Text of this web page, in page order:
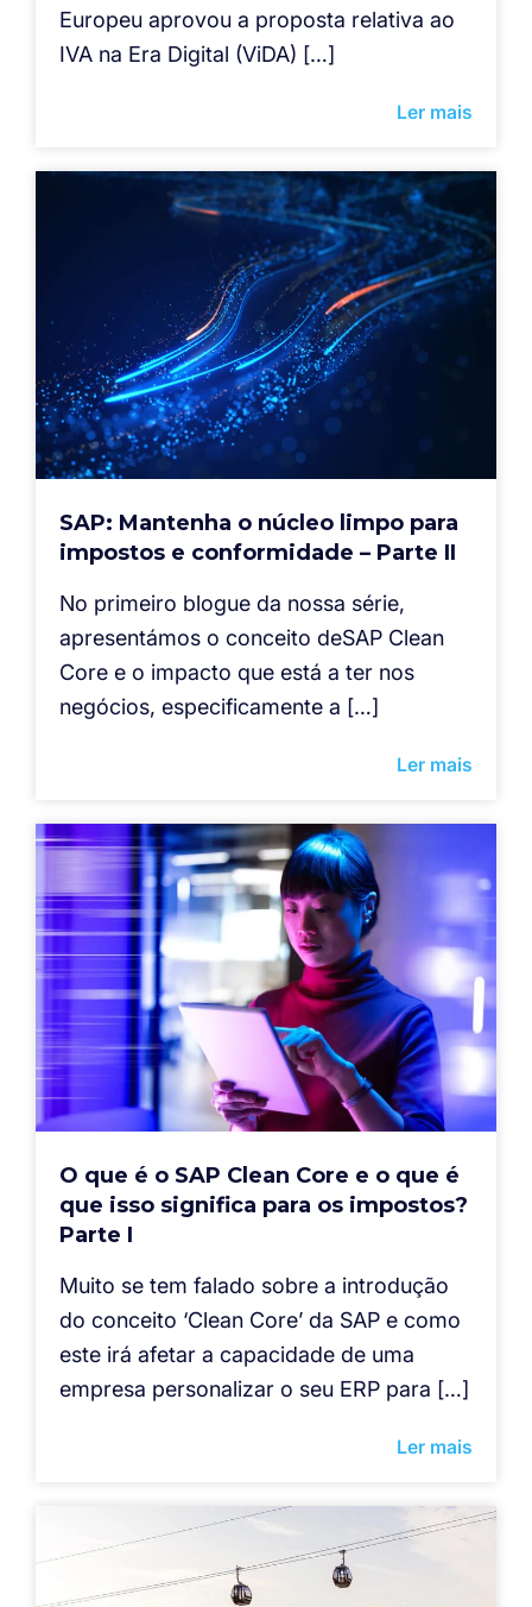
Europeu aprovou a proposta relativa ao
IVA na Era Digital (ViDA) […]
Ler mais
SAP: Mantenha o núcleo limpo para
impostos e conformidade – Parte II
No primeiro blogue da nossa série,
apresentámos o conceito deSAP Clean
Core e o impacto que está a ter nos
negócios, especificamente a […]
Ler mais
O que é o SAP Clean Core e o que é
que isso significa para os impostos?
Parte I
Muito se tem falado sobre a introdução
do conceito ‘Clean Core’ da SAP e como
este irá afetar a capacidade de uma
empresa personalizar o seu ERP para […]
Ler mais